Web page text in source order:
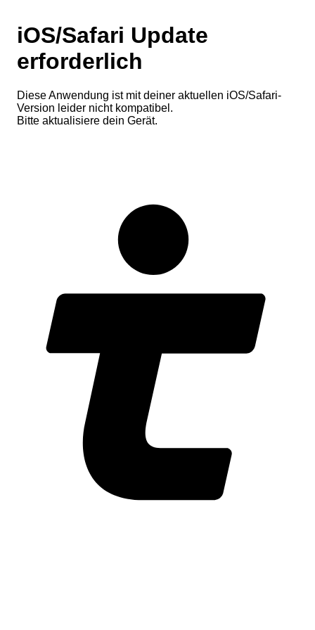
iOS/Safari Update
erforderlich
Diese Anwendung ist mit deiner aktuellen iOS/Safari-
Version leider nicht kompatibel.
Bitte aktualisiere dein Gerät.